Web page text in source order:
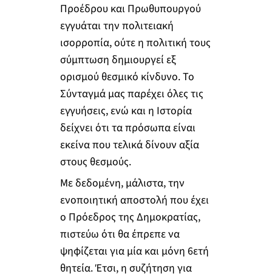
Προέδρου και Πρωθυπουργού
εγγυάται την πολιτειακή
ισορροπία, ούτε η πολιτική τους
σύμπτωση δημιουργεί εξ
ορισμού θεσμικό κίνδυνο. Το
Σύνταγμά μας παρέχει όλες τις
εγγυήσεις, ενώ και η Ιστορία
δείχνει ότι τα πρόσωπα είναι
εκείνα που τελικά δίνουν αξία
στους θεσμούς.
Με δεδομένη, μάλιστα, την
ενοποιητική αποστολή που έχει
ο Πρόεδρος της Δημοκρατίας,
πιστεύω ότι θα έπρεπε να
ψηφίζεται για μία και μόνη 6ετή
θητεία. Έτσι, η συζήτηση για